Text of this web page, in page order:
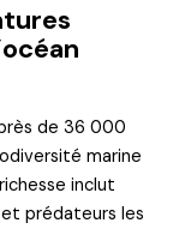
de 36 000
marine
inclut
et prédateurs les